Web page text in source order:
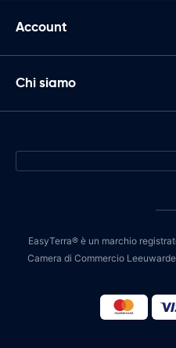
Account
Chi siamo
EasyTerra® è un marchio
Camera di Commercio